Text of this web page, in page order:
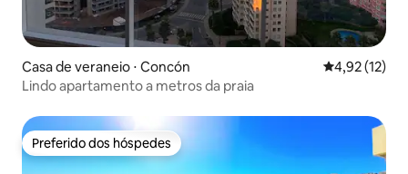
Casa de veraneio ⋅ Concón 4,92 de uma
4,92 (12)
Lindo apartamento a metros da praia
Preferido dos hóspedes
Preferido dos hóspedes